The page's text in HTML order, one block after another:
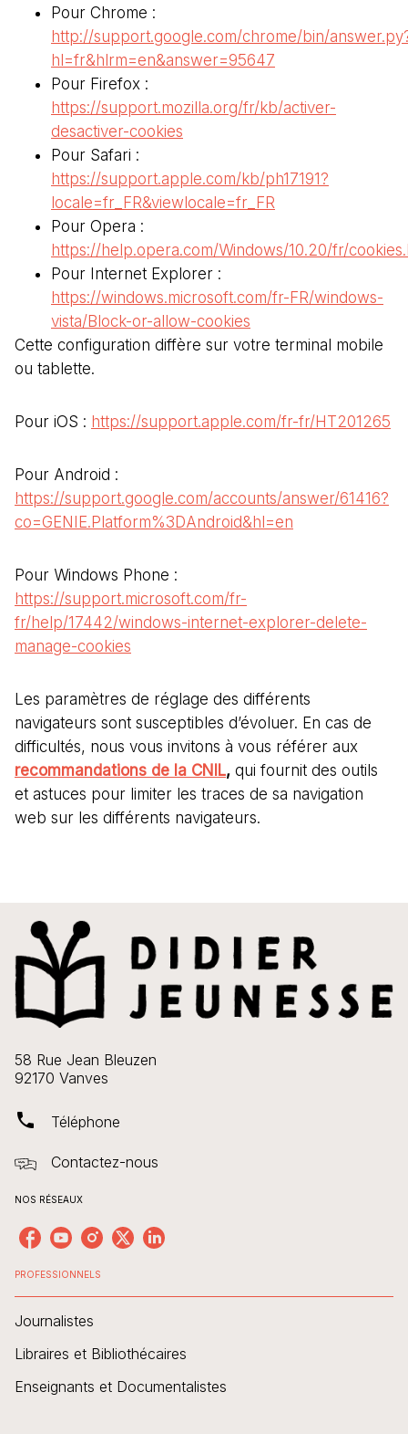
Pour Chrome :
http://support.google.com/chrome/bin/
hl=fr&hlrm=en&answer=95647
Pour Firefox :
https://support.mozilla.org/fr/kb/activer-
desactiver-cookies
Pour Safari :
https://support.apple.com/kb/ph17191?
locale=fr_FR&viewlocale=fr_FR
Pour Opera :
https://help.opera.com/Windows/10.20/fr/
Pour Internet Explorer :
https://windows.microsoft.com/fr-FR/windows-
vista/Block-or-allow-cookies
Cette configuration diffère sur votre terminal mobile
ou tablette.
Pour iOS : https://support.apple.com/fr-fr/HT201265
Pour Android :
https://support.google.com/accounts/answer/61416?
co=GENIE.Platform%3DAndroid&hl=en
Pour Windows Phone :
https://support.microsoft.com/fr-
fr/help/17442/windows-internet-explorer-delete-
manage-cookies
Les paramètres de réglage des différents
navigateurs sont susceptibles d’évoluer. En cas de
difficultés, nous vous invitons à vous référer aux
recommandations de la CNIL, qui fournit des outils
et astuces pour limiter les traces de sa navigation
web sur les différents navigateurs.
58 Rue Jean Bleuzen
92170 Vanves
phone Téléphone
Contactez-nous
NOS RÉSEAUX
PROFESSIONNELS
Journalistes
Libraires et Bibliothécaires
Enseignants et Documentalistes